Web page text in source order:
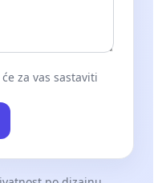
za vas sastaviti